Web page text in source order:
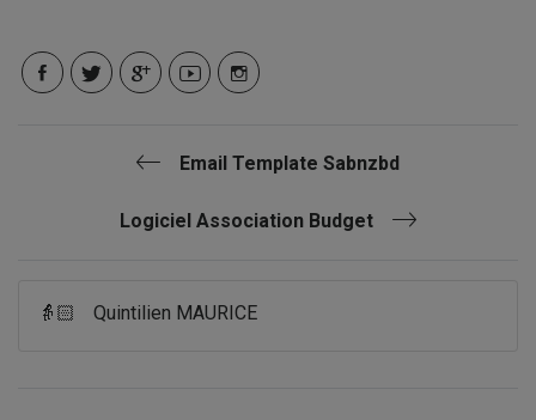
Email Template Sabnzbd
Logiciel Association Budget
👵🏻 Quintilien MAURICE